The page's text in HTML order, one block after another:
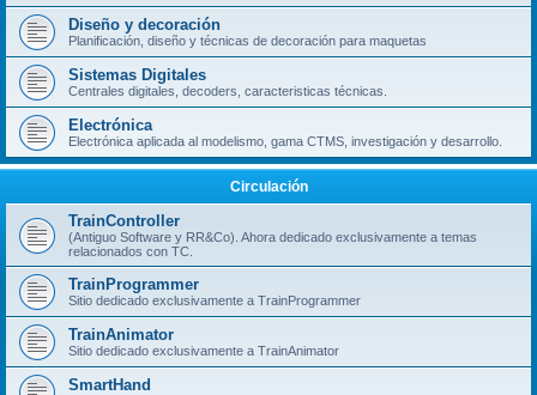
Diseño y decoración
Planificación, diseño y técnicas de decoración para maquetas
Sistemas Digitales
Centrales digitales, decoders, caracteristicas técnicas.
Electrónica
Electrónica aplicada al modelismo, gama CTMS, investigación y desarrollo.
Circulación
TrainController
(Antiguo Software y RR&Co). Ahora dedicado exclusivamente a temas
relacionados con TC.
TrainProgrammer
Sitio dedicado exclusivamente a TrainProgrammer
TrainAnimator
Sitio dedicado exclusivamente a TrainAnimator
SmartHand